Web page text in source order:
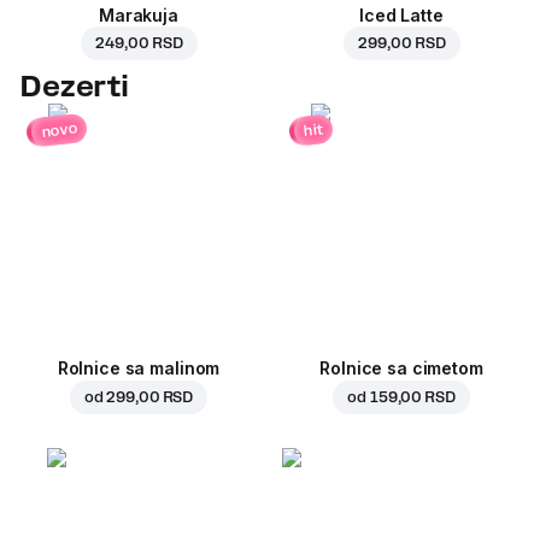
Marakuja
249,00 RSD
Iced Latte
299,00 RSD
Dezerti
novo
Rolnice sa malinom
od299,00 RSD
hit
Rolnice sa cimetom
od 159,00 RSD